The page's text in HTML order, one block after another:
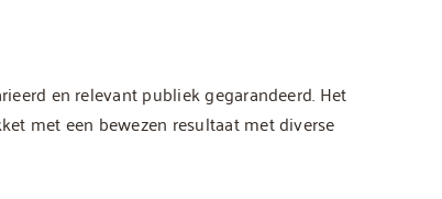
en relevant publiek gegarandeerd. Het
met een bewezen resultaat met diverse